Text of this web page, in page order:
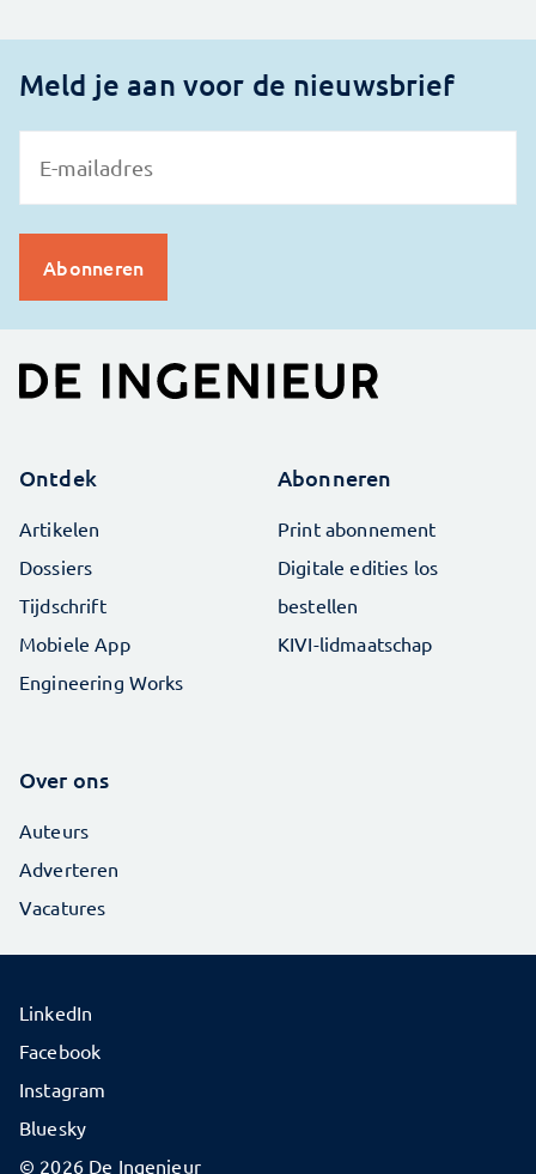
Meld je aan voor de nieuwsbrief
Ontdek
Artikelen
Dossiers
Tijdschrift
Mobiele App
Engineering Works
Abonneren
Print abonnement
Digitale edities los
bestellen
KIVI-lidmaatschap
Over ons
Auteurs
Adverteren
Vacatures
© 2026 De Ingenieur
LinkedIn
Facebook
Instagram
Bluesky